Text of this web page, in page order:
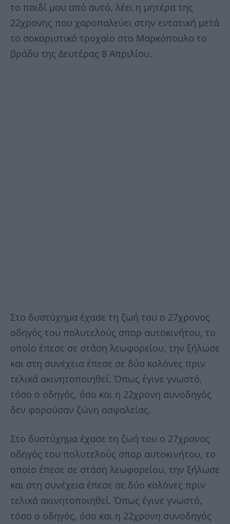
το παιδί μου από αυτό, λέει η μητέρα της
22χρονης που χαροπαλεύει στην εντατική μετά
το σοκαριστικό τροχαίο στο Μαρκόπουλο το
βράδυ της Δευτέρας 8 Απριλίου.
Στο δυστύχημα έχασε τη ζωή του ο 27χρονος
οδηγός του πολυτελούς σπορ αυτοκινήτου, το
οποίο έπεσε σε στάση λεωφορείου, την ξήλωσε
και στη συνέχεια έπεσε σε δύο κολόνες πριν
τελικά ακινητοποιηθεί. Όπως έγινε γνωστό,
τόσο ο οδηγός, όσο και η 22χρονη συνοδηγός
δεν φορούσαν ζώνη ασφαλείας.
Στο δυστύχημα έχασε τη ζωή του ο 27χρονος
οδηγός του πολυτελούς σπορ αυτοκινήτου, το
οποίο έπεσε σε στάση λεωφορείου, την ξήλωσε
και στη συνέχεια έπεσε σε δύο κολόνες πριν
τελικά ακινητοποιηθεί. Όπως έγινε γνωστό,
τόσο ο οδηγός, όσο και η 22χρονη συνοδηγός